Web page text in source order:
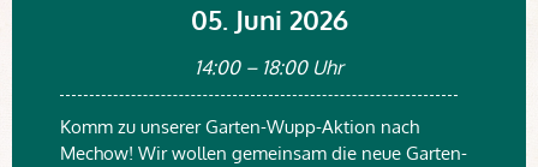
05. Juni 2026
14:00 – 18:00 Uhr
Komm zu unserer Garten-Wupp-Aktion nach
Mechow! Wir wollen gemeinsam die neue Garten-